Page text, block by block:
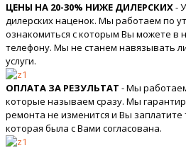
ЦЕНЫ НА 20-30% НИЖЕ ДИЛЕРСКИХ-
дилерских наценок. Мы работаем по
ознакомиться с которым Вы можете в
телефону. Мы не станем навязывать
услуги.
ОПЛАТА ЗА РЕЗУЛЬТАТ - Мы
которые называем сразу. Мы
ремонта не изменится и Вы заплатите
которая была с Вами согласована.